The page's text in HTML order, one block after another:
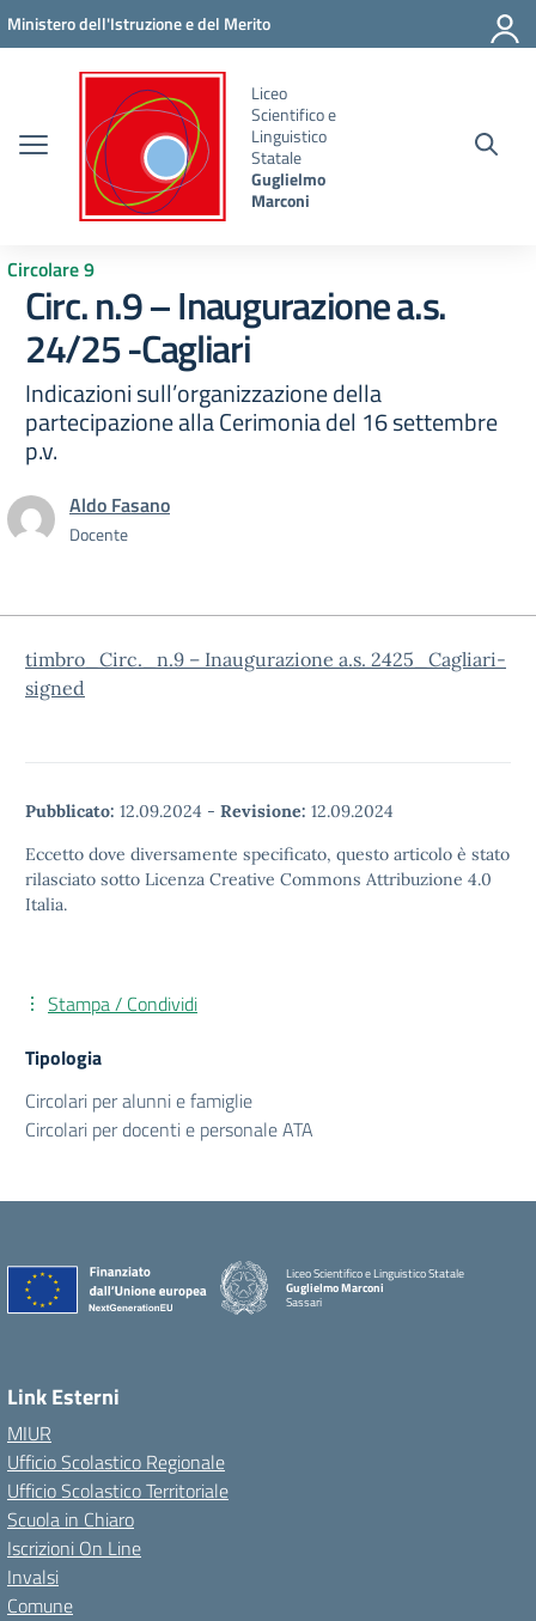
Vai ai contenuti
Vai al menu di navigazione
Vai al footer
Ministero dell'Istruzione e del Merito
Liceo
Scientifico e
Linguistico
Statale
Guglielmo
Marconi
Circolare 9
Circ. n.9 – Inaugurazione a.s.
24/25 -Cagliari
Indicazioni sull’organizzazione della
partecipazione alla Cerimonia del 16 settembre
p.v.
Aldo Fasano
Docente
timbro_Circ._n.9 – Inaugurazione a.s. 2425_Cagliari-
signed
Pubblicato: 12.09.2024 - Revisione: 12.09.2024
Eccetto dove diversamente specificato, questo articolo è stato
rilasciato sotto Licenza Creative Commons Attribuzione 4.0
Italia.
Stampa / Condividi
Tipologia
Circolari per alunni e famiglie
Circolari per docenti e personale ATA
Liceo Scientifico e Linguistico Statale
Guglielmo Marconi
Sassari
Link Esterni
MIUR
Ufficio Scolastico Regionale
Ufficio Scolastico Territoriale
Scuola in Chiaro
Iscrizioni On Line
Invalsi
Comune